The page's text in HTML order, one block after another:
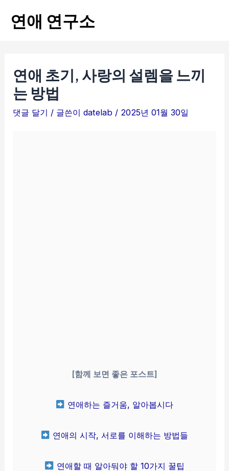
연애 연구소
연애 초기, 사랑의 설렘을 느끼
는 방법
댓글 달기 / 글쓴이datelab / 2025년 01월 30일
[함께 보면 좋은 포스트]
연애하는 즐거움, 알아봅시다
연애의 시작, 서로를 이해하는 방법들
연애할 때 알아둬야 할 10가지 꿀팁